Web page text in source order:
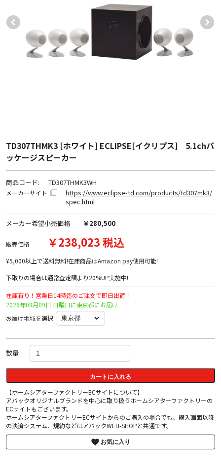
TD307THMK3 [ホワイト] ECLIPSE[イクリプス] 5.1chパ
ッケージスピーカー
商品コード: TD307THMK3WH
メーカーサイト
https://www.eclipse-td.com/products/td307mk3/
spec.html
メーカー希望小売価格 ￥280,500
販売価格 ￥238,023 税込
¥5,000以上で送料無料!在庫商品はAmazon pay使用可能!
下取りの場合は通常査定額より20%UP実施中!
在庫有り！営業日14時迄のご注文で即日出荷！
2026年08月09日 日曜日に東京都にお届け
お届け地域を選択
数量
カートに入れる
【ホームシアターファクトリーECサイトについて】
アバックオリジナルブランドを中心に取り扱うホームシアターファクトリーの
ECサイトもございます。
ホームシアターファクトリーECサイトからのご購入の場合でも、購入画面以降
の決済システム、規約などはアバックWEB-SHOPと共通です。
お気に入り